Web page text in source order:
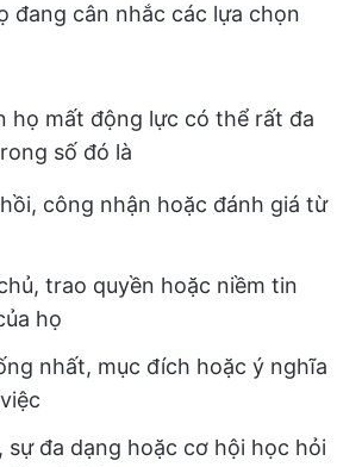
đang cân nhắc các lựa chọn
họ mất động lực có thể rất đa
số đó là
công nhận hoặc đánh giá từ
trao quyền hoặc niềm tin
họ
nhất, mục đích hoặc ý nghĩa
sự đa dạng hoặc cơ hội học hỏi